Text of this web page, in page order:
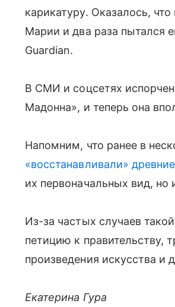
карикатуру. Оказалось,
Марии и два раза пытался
Guardian.
В СМИ и соцсетях
Мадонна», и теперь она
Напомним, что ранее в
«восстанавливали»
их первоначальных вид, но
Из-за частых случаев
петицию к правительству,
произведения искусства и
Екатерина Гура